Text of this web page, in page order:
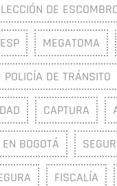
DE
MEGATOMA
POLICÍA DE TRÁNSITO
CAPTURA
BOGOTÁ
FISCALÍA